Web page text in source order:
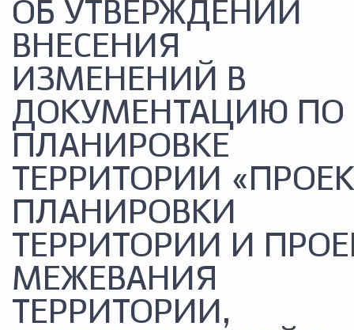
ОБ УТВЕРЖДЕНИИ
ВНЕСЕНИЯ
ИЗМЕНЕНИЙ В
ДОКУМЕНТАЦИЮ ПО
ПЛАНИРОВКЕ
ТЕРРИТОРИИ
ПЛАНИРОВКИ
ТЕРРИТОРИИ И
МЕЖЕВАНИЯ
ТЕРРИТОРИИ,